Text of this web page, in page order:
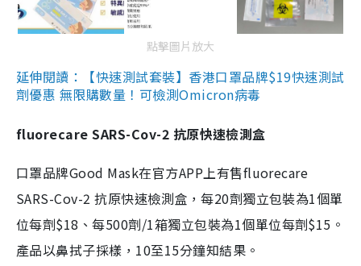
點擊圖片放大
延伸閱讀：【快速測試套裝】香港口罩品牌$19快速測試
劑優惠 無限購數量！可檢測Omicron病毒
fluorecare SARS-Cov-2 抗原快速檢測盒
口罩品牌Good Mask在官方APP上有售fluorecare
SARS-Cov-2 抗原快速檢測盒，每20劑獨立包裝為1個單
位每劑$18、每500劑/1箱獨立包裝為1個單位每劑$15。
產品以鼻拭子採樣，10至15分鐘知結果。